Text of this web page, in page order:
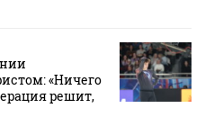
«Ничего
решит,